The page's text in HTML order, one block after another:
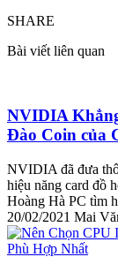
SHARE
Bài viết liên quan
NVIDIA
Đào Coin của
NVIDIA đã đưa
hiệu năng card đồ
Hoàng Hà PC tìm
20/02/2021 Mai